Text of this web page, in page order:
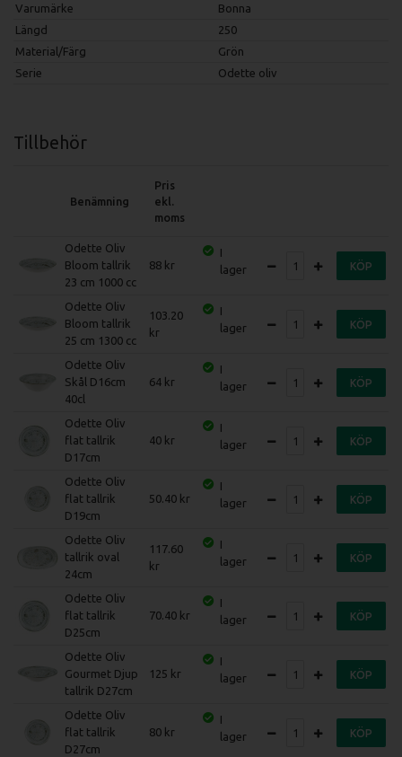
Varumärke
Bonna
Längd
250
Material/Färg
Grön
Serie
Odette oliv
Tillbehör
Benämning
Pris
ekl.
moms
Odette Oliv
Bloom tallrik
23 cm 1000 cc
88
I
lager
KÖP
Odette Oliv
Bloom tallrik
25 cm 1300 cc
103.20
I
lager
KÖP
Odette Oliv
Skål D16cm
40cl
64
I
lager
KÖP
Odette Oliv
flat tallrik
D17cm
40
I
lager
KÖP
Odette Oliv
flat tallrik
D19cm
50.40
I
lager
KÖP
Odette Oliv
tallrik oval
24cm
117.60
I
lager
KÖP
Odette Oliv
flat tallrik
D25cm
70.40
I
lager
KÖP
Odette Oliv
Gourmet Djup
tallrik D27cm
125
I
lager
KÖP
Odette Oliv
flat tallrik
D27cm
80
I
lager
KÖP